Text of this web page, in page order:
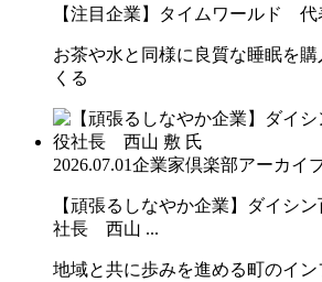
【注目企業】タイムワールド
お茶や水と同様に良質な睡眠を
くる
2026.07.01企業家倶楽部アーカイ
【頑張るしなやか企業】ダイシ
社長 西山 ...
地域と共に歩みを進める町のイ